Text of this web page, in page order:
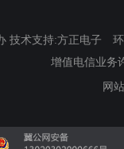
技术支持:方正电子
增值电信业务
网